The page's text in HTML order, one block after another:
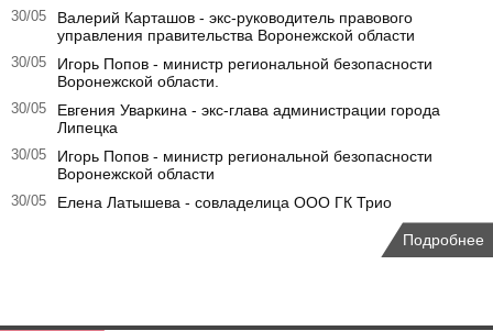
30/05
Валерий Карташов - экс-руководитель правового
управления правительства Воронежской области
30/05
Игорь Попов - министр региональной безопасности
Воронежской области.
30/05
Евгения Уваркина - экс-глава администрации города
Липецка
30/05
Игорь Попов - министр региональной безопасности
Воронежской области
30/05 Елена Латышева - совладелица ООО ГК Трио
Подробнее